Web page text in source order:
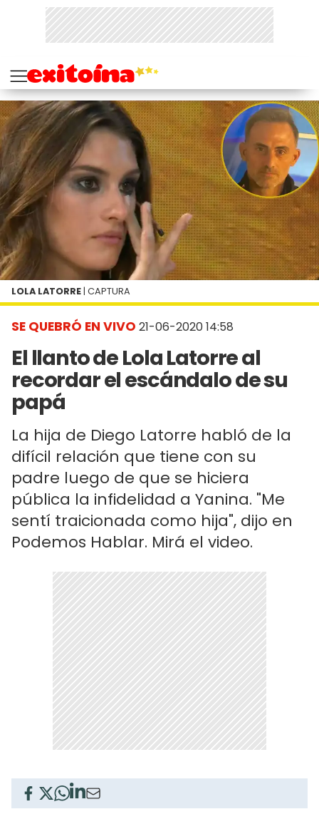
SE QUEBRÓ EN VIVO 21-06-2020 14:58
El llanto de Lola Latorre al
recordar el escándalo de su
papá
La hija de Diego Latorre habló de la
difícil relación que tiene con su
padre luego de que se hiciera
pública la infidelidad a Yanina. "Me
sentí traicionada como hija", dijo en
Podemos Hablar. Mirá el video.
LOLA LATORRE | CAPTURA